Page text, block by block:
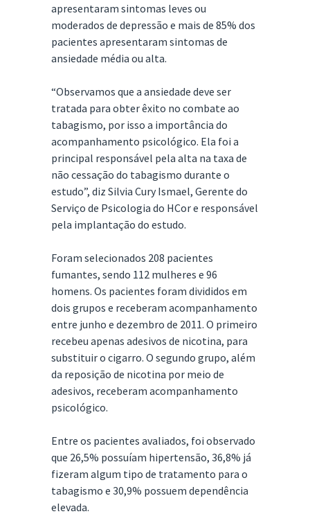
apresentaram sintomas leves ou
moderados de depressão e mais de 85% dos
pacientes apresentaram sintomas de
ansiedade média ou alta.
“Observamos que a ansiedade deve ser
tratada para obter êxito no combate ao
tabagismo, por isso a importância do
acompanhamento psicológico. Ela foi a
principal responsável pela alta na taxa de
não cessação do tabagismo durante o
estudo”, diz Silvia Cury Ismael, Gerente do
Serviço de Psicologia do HCor e responsável
pela implantação do estudo.
Foram selecionados 208 pacientes
fumantes, sendo 112 mulheres e 96
homens. Os pacientes foram divididos em
dois grupos e receberam acompanhamento
entre junho e dezembro de 2011. O primeiro
recebeu apenas adesivos de nicotina, para
substituir o cigarro. O segundo grupo, além
da reposição de nicotina por meio de
adesivos, receberam acompanhamento
psicológico.
Entre os pacientes avaliados, foi observado
que 26,5% possuíam hipertensão, 36,8% já
fizeram algum tipo de tratamento para o
tabagismo e 30,9% possuem dependência
elevada.